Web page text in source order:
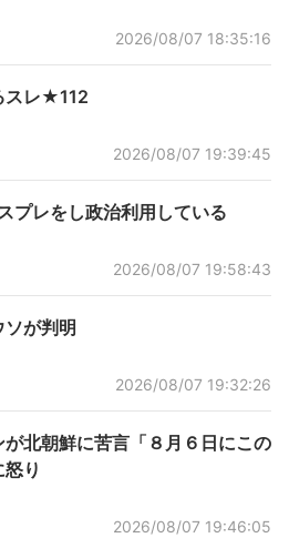
2026/08/07 18:35:16
スレ★112
2026/08/07 19:39:45
プレをし政治利用している
2026/08/07 19:58:43
が判明
2026/08/07 19:32:26
北朝鮮に苦言「８月６日にこの
り
2026/08/07 19:46:05